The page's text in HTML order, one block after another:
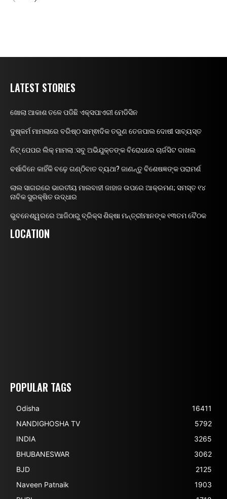
LATEST STORIES
ଖୋଲା ଆକାଶ ତଳେ ପଡିଛି ଏକ୍ସପାଏରୀ ମେଡିସିନ
ଦୁଷ୍କର୍ମ ମାମଲାରେ ବରିଷ୍ଠ ସାମ୍ଵାଦିକ ତରୁଣ ତେଜପାଲ ଦୋଷୀ ସାବ୍ୟସ୍ତ
ନିଟ୍ ପେପର ଲିକ୍ ମାମଲା :ସବୁ ଅଭିଯୁକ୍ତଙ୍କ ବିରୋଧରେ ଚାର୍ଜସିଟ ଦାଖଲ
ବର୍ଷାଦିନେ କାହିଁକି ବଢ଼େ ଗଣ୍ଠିବାତ ବ୍ୟଥା? ଜାଣନ୍ତୁ ବିଶେଷଜ୍ଞଙ୍କ ପରାମର୍ଶ
ଲାଲ ସାଗରରେ ଭାରତୀୟ ମାଲବାହୀ ଜାହାଜ ଉପରେ ଆକ୍ରମଣ; ସମସ୍ତ ୧୪
ନାବିକ ସୁରକ୍ଷିତ ଉଦ୍ଧାର
ଭୁବନେଶ୍ୱରରେ ଆଜିଠାରୁ ବ୍ରିକ୍ସ ଶିକ୍ଷା ମନ୍ତ୍ରୀମାନଙ୍କ ୧୩ତମ ବୈଠକ
LOCATION
POPULAR TAGS
Odisha
16411
NANDIGHOSHA TV
5792
INDIA
3265
BHUBANESWAR
3062
BJD
2125
Naveen Patnaik
1903